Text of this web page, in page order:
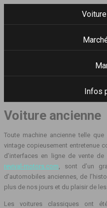
Infos
Voiture ancienne
Toute machine ancienne telle
vintage copieusement entretenue
d’interfaces en ligne de vente
revival-motors.com , sont d’un
d’automobiles anciennes, de
plus de nos jours et du plaisir de les
Les voitures classiques ont